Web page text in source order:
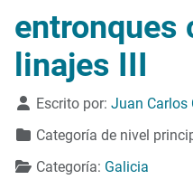
entronques
linajes III
Detalles
Escrito por: Juan Carlos
Categoría de nivel
Categoría: Galicia